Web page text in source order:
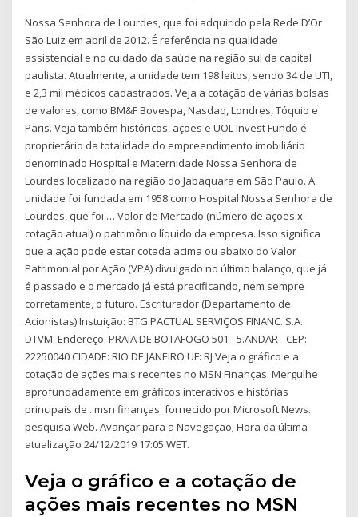
Nossa Senhora de Lourdes, que foi adquirido pela Rede D’Or
São Luiz em abril de 2012. É referência na qualidade
assistencial e no cuidado da saúde na região sul da capital
paulista. Atualmente, a unidade tem 198 leitos, sendo 34 de UTI,
e 2,3 mil médicos cadastrados. Veja a cotação de várias bolsas
de valores, como BM&F Bovespa, Nasdaq, Londres, Tóquio e
Paris. Veja também históricos, ações e UOL Invest Fundo é
proprietário da totalidade do empreendimento imobiliário
denominado Hospital e Maternidade Nossa Senhora de
Lourdes localizado na região do Jabaquara em São Paulo. A
unidade foi fundada em 1958 como Hospital Nossa Senhora de
Lourdes, que foi … Valor de Mercado (número de ações x
cotação atual) o patrimônio líquido da empresa. Isso significa
que a ação pode estar cotada acima ou abaixo do Valor
Patrimonial por Ação (VPA) divulgado no último balanço, que já
é passado e o mercado já está precificando, nem sempre
corretamente, o futuro. Escriturador (Departamento de
Acionistas) Instuição: BTG PACTUAL SERVIÇOS FINANC. S.A.
DTVM: Endereço: PRAIA DE BOTAFOGO 501 - 5.ANDAR - CEP:
22250040 CIDADE: RIO DE JANEIRO UF: RJ Veja o gráfico e a
cotação de ações mais recentes no MSN Finanças. Mergulhe
aprofundadamente em gráficos interativos e histórias
principais de . msn finanças. fornecido por Microsoft News.
pesquisa Web. Avançar para a Navegação; Hora da última
atualização 24/12/2019 17:05 WET.
Veja o gráfico e a cotação de
ações mais recentes no MSN